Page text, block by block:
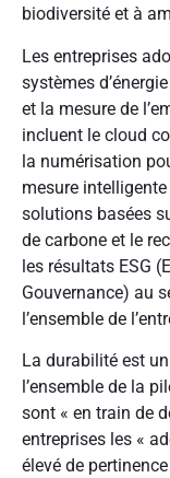
biodiversité et à
Les entreprises
systèmes
et la mesure de
incluent le cloud
la numérisation
mesure
solutions basées
de carbone et le
les résultats ESG
Gouvernance) au
l’ensemble de
La durabilité est
l’ensemble de la
sont « en train de
entreprises les «
élevé de